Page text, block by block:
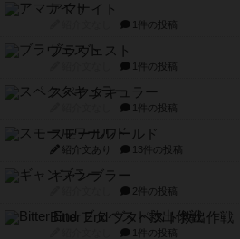
アマナイト
1件の投稿
ブラヴェスト
1件の投稿
スペクタキュラー
1件の投稿
スモールワールド
紹介文あり 13件の投稿
ギャンブラー
2件の投稿
Bitter End ブタペスト救出作戦
1件の投稿